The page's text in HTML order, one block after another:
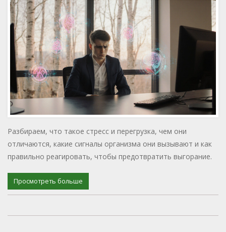
Разбираем, что такое стресс и перегрузка, чем они
отличаются, какие сигналы организма они вызывают и как
правильно реагировать, чтобы предотвратить выгорание.
Просмотреть больше